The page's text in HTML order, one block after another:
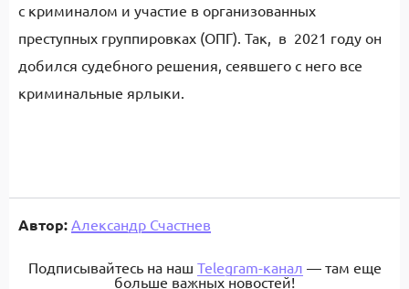
с криминалом и участие в организованных
преступных группировках (ОПГ). Так, в 2021 году он
добился судебного решения, сеявшего с него все
криминальные ярлыки.
Автор: Александр Счастнев
Подписывайтесь на наш Telegram-канал — там еще
больше важных новостей!